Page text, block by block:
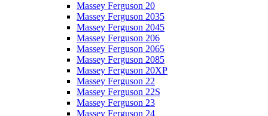
Massey Ferguson 20
Massey Ferguson 2035
Massey Ferguson 2045
Massey Ferguson 206
Massey Ferguson 2065
Massey Ferguson 2085
Massey Ferguson 20XP
Massey Ferguson 22
Massey Ferguson 22S
Massey Ferguson 23
Massey Ferguson 24